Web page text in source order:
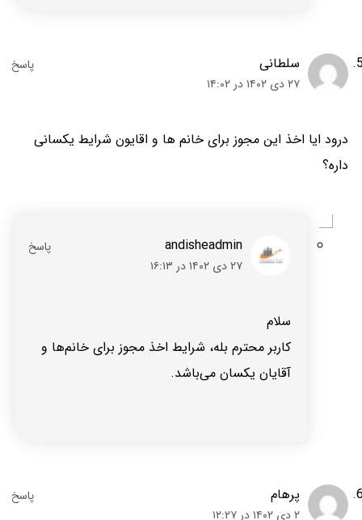
سلطانی
۲۷ دی ۱۴۰۲ در ۱۴:۰۲
درود ایا اخذ این مجوز برای خانم ها و اقایون شرایط یکسانی
داره؟
andisheadmin
۲۷ دی ۱۴۰۲ در ۱۶:۱۳
سلام
کاربر محترم بله، شرایط اخذ مجوز برای خانم‌ها و
آقایان یکسان می‌باشد.
پرهام
۲ دی ۱۴۰۲ در ۱۲:۲۷